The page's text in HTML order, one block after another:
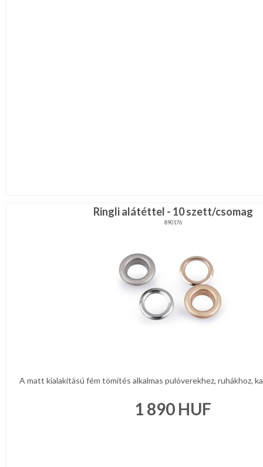
Ringli alátéttel - 10 szett/csomag
890176
A matt kialakítású fém tömítés alkalmas pulóverekhez, ruhákhoz,
1 890 HUF